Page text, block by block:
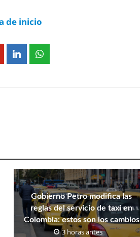
de inicio
Gobierno Petro modifica las
reglas del servicio de taxi en
Colombia: estos son los cambios
3 horas antes